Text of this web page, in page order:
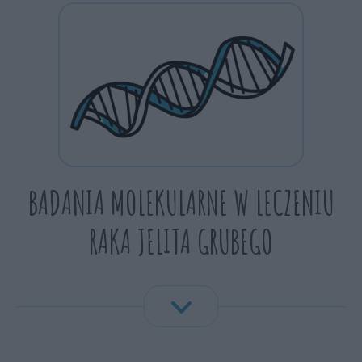
BADANIA MOLEKULARNE W LECZENIU
RAKA JELITA GRUBEGO